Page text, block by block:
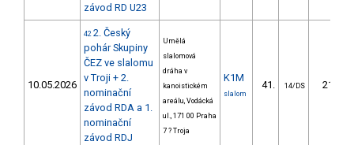
závod RD U23
10.05.2026
42 2. Český
pohár Skupiny
ČEZ ve slalomu
v Troji + 2.
nominační
závod RDA a 1.
nominační
závod RDJ
Umělá
slalomová
dráha v
kanoistickém
areálu, Vodácká
ul., 171 00 Praha
7 ? Troja
K1M
slalom
41. 14/DS 21.63